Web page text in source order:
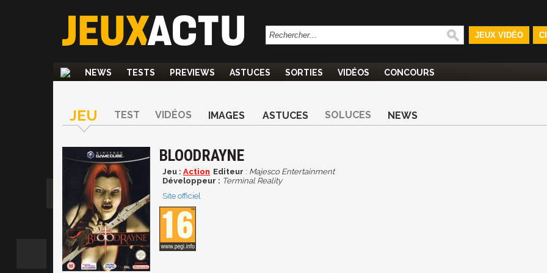
JEUX VIDÉO
NEWS TESTS PREVIEWS ASTUCES SORTIES VIDÉOS CONCOURS
JEU TEST VIDÉOS IMAGES ASTUCES SOLUCES NEWS
BLOODRAYNE
Jeu : Action Editeur : Majesco Entertainment
Développeur : Terminal Reality
Site officiel